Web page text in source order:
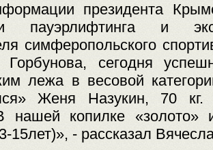
президента
пауэрлифтинга и
симферопольского
Горбунова, сегодня
лежа в весовой
Женя Назукин, 70
нашей копилке «золото»
- рассказал